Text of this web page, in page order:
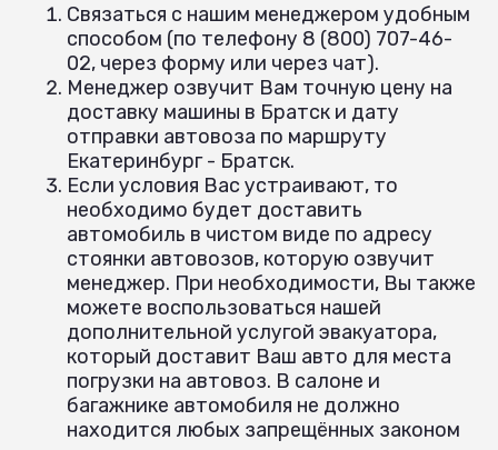
Связаться с нашим менеджером удобным
способом (по телефону 8 (800) 707-46-
02, через форму или через чат).
Менеджер озвучит Вам точную цену на
доставку машины в Братск и дату
отправки автовоза по маршруту
Екатеринбург - Братск.
Если условия Вас устраивают, то
необходимо будет доставить
автомобиль в чистом виде по адресу
стоянки автовозов, которую озвучит
менеджер. При необходимости, Вы также
можете воспользоваться нашей
дополнительной услугой эвакуатора,
который доставит Ваш авто для места
погрузки на автовоз. В салоне и
багажнике автомобиля не должно
находится любых запрещённых законом